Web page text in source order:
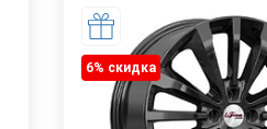
6% cкидка